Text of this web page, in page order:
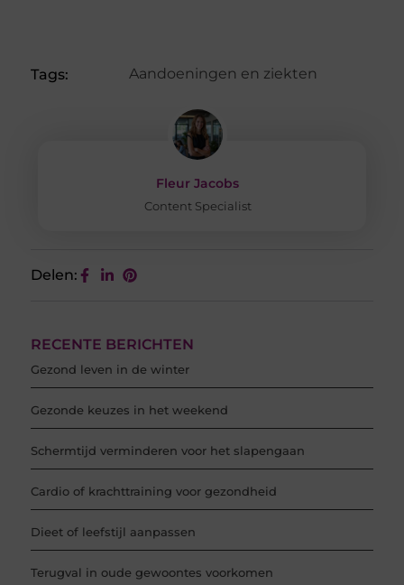
Tags: Aandoeningen en ziekten
Fleur Jacobs
Content Specialist
Delen:
RECENTE BERICHTEN
Gezond leven in de winter
Gezonde keuzes in het weekend
Schermtijd verminderen voor het slapengaan
Cardio of krachttraining voor gezondheid
Dieet of leefstijl aanpassen
Terugval in oude gewoontes voorkomen